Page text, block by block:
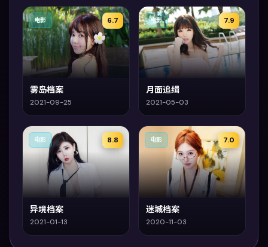
6.7
电影
雾岛档案
2021-09-25
7.9
电影
月面追缉
2021-05-03
8.8
电影
异境档案
2021-01-13
7.0
电影
迷城档案
2020-11-03